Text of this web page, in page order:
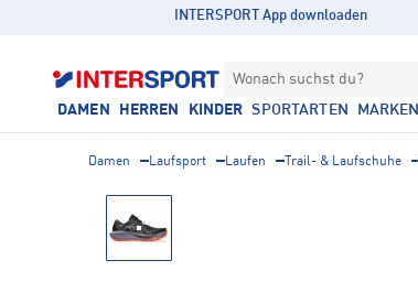
INTERSPORT App downloaden
Wonach suchst du?
DAMEN HERREN KINDER SPORTARTEN MARKEN
Damen Laufsport Laufen Trail- & Laufschuhe